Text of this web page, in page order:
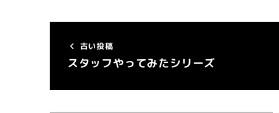
古い投稿
スタッフやってみたシリーズ